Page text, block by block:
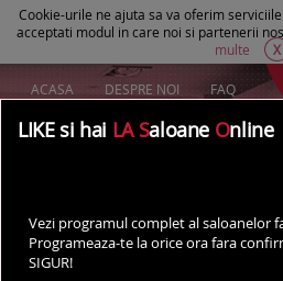
Cookie-urile ne ajuta sa va oferim
acceptati modul in care noi si partenerii
multe
X
ACASA DESPRE NOI FAQ
AI UN SALON?
LIKE si hai LA Saloane Online
Vezi programul complet al saloanelor
Programeaza-te la orice ora fara
SIGUR!